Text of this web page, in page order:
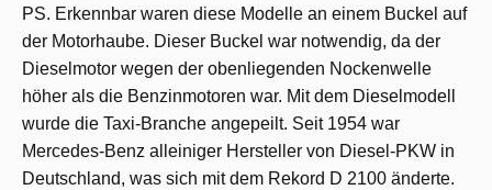
PS. Erkennbar waren diese Modelle an einem Buckel auf
der Motorhaube. Dieser Buckel war notwendig, da der
Dieselmotor wegen der obenliegenden Nockenwelle
höher als die Benzinmotoren war. Mit dem Dieselmodell
wurde die Taxi-Branche angepeilt. Seit 1954 war
Mercedes-Benz alleiniger Hersteller von Diesel-PKW in
Deutschland, was sich mit dem Rekord D 2100 änderte.